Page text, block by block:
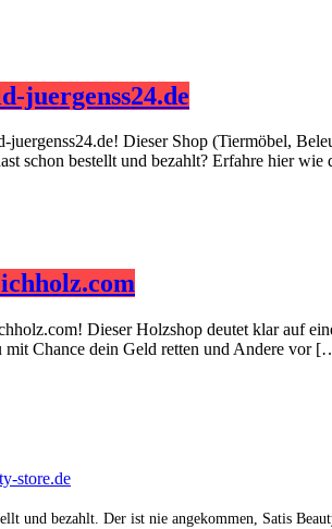
juergenss24.de
Dieser Shop (Tiermöbel,
schon bestellt und bezahlt? Erfahre hier
Dieser Holzshop deutet klar auf
mit Chance dein Geld retten und Andere vor
store.de
und bezahlt. Der ist nie angekommen, Satis